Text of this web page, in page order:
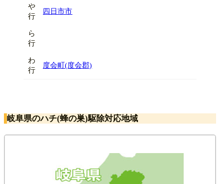
や
行
四日市市
ら
行
わ
行
度会町(度会郡)
岐阜県のハチ(蜂の巣)駆除対応地域